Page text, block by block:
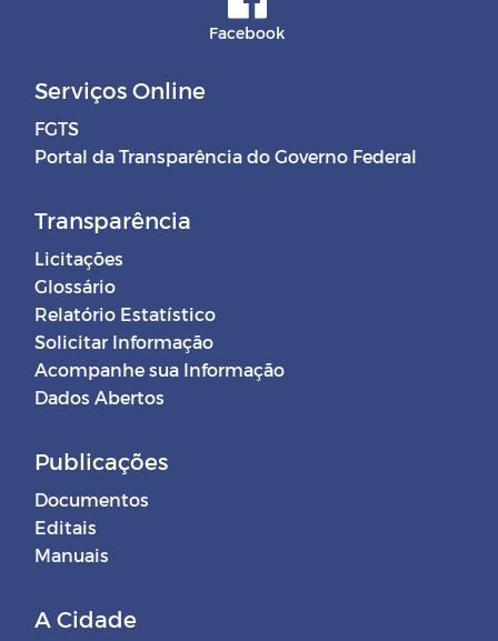
Facebook
Serviços Online
FGTS
Portal da Transparência do Governo Federal
Transparência
Licitações
Glossário
Relatório Estatístico
Solicitar Informação
Acompanhe sua Informação
Dados Abertos
Publicações
Documentos
Editais
Manuais
A Cidade